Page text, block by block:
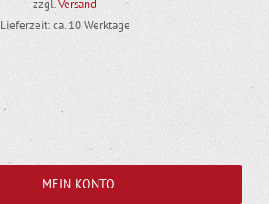
zzgl.Versand
Lieferzeit: ca. 10 Werktage
MEIN KONTO